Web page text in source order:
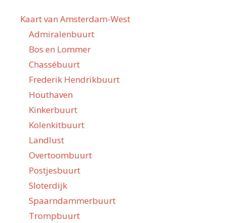
Kaart van Amsterdam-West
Admiralenbuurt
Bos en Lommer
Chassébuurt
Frederik Hendrikbuurt
Houthaven
Kinkerbuurt
Kolenkitbuurt
Landlust
Overtoombuurt
Postjesbuurt
Sloterdijk
Spaarndammerbuurt
Trompbuurt